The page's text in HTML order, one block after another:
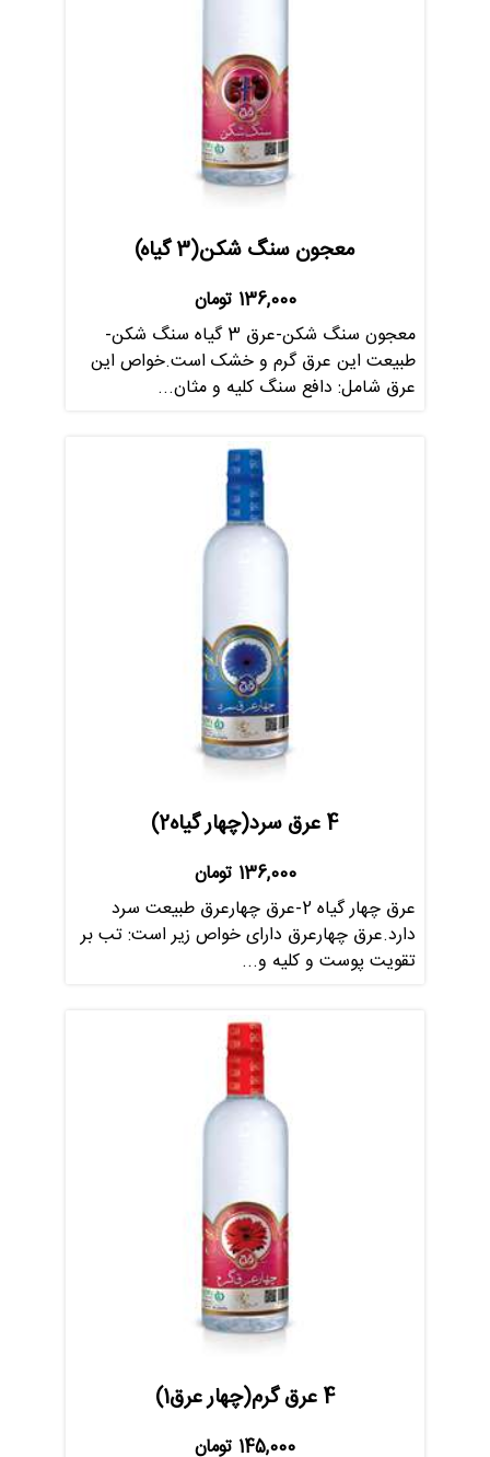
معجون سنگ شکن(3 گیاه)
136,000 تومان
معجون سنگ شکن-عرق 3 گیاه سنگ شکن-
طبیعت این عرق گرم و خشک است.خواص این
عرق شامل: دافع سنگ کلیه و مثان...
4 عرق سرد(چهار گیاه2)
136,000 تومان
عرق چهار گیاه 2-عرق چهارعرق طبیعت سرد
دارد.عرق چهارعرق دارای خواص زیر است: تب بر
تقویت پوست و کلیه و...
4 عرق گرم(چهار عرق1)
145,000 تومان